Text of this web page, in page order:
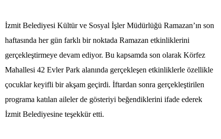
İzmit Belediyesi Kültür ve Sosyal İşler Müdürlüğü Ramazan’ın son
haftasında her gün farklı bir noktada Ramazan etkinliklerini
gerçekleştirmeye devam ediyor. Bu kapsamda son olarak Körfez
Mahallesi 42 Evler Park alanında gerçekleşen etkinliklerle özellikle
çocuklar keyifli bir akşam geçirdi. İftardan sonra gerçekleştirilen
programa katılan aileler de gösteriyi beğendiklerini ifade ederek
İzmit Belediyesine teşekkür etti.